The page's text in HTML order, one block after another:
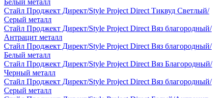
Белый металл
Стайл Проджект Директ/Style Project Direct Тиквуд Светлый/
Серый металл
Стайл Проджект Директ/Style Project Direct Вяз благородный/
Антрацит металл
Стайл Проджект Директ/Style Project Direct Вяз благородный/
Белый металл
Стайл Проджект Директ/Style Project Direct Вяз Благородный/
Черный металл
Стайл Проджект Директ/Style Project Direct Вяз благородный/
Серый металл